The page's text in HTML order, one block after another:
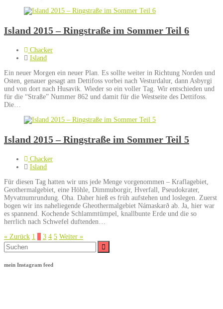
Island 2015 – Ringstraße im Sommer Teil 6
Chacker
Island
Ein neuer Morgen ein neuer Plan. Es sollte weiter in Richtung Norden und
Osten, genauer gesagt am Dettifoss vorbei nach Vesturdalur, dann Asbyrgi
und von dort nach Husavik. Wieder so ein voller Tag. Wir entschieden und
für die “Straße” Nummer 862 und damit für die Westseite des Dettifoss.
Die…
Island 2015 – Ringstraße im Sommer Teil 5
Chacker
Island
Für diesen Tag hatten wir uns jede Menge vorgenommen – Kraflagebiet,
Geothermalgebiet, eine Höhle, Dimmuborgir, Hverfall, Pseudokrater,
Myvatnumrundung. Oha. Daher hieß es früh aufstehen und loslegen. Zuerst
bogen wir ins naheliegende Gheothermalgebiet Námaskarð ab. Ja, hier war
es spannend. Kochende Schlammtümpel, knallbunte Erde und die so
herrlich nach Schwefel duftenden…
« Zurück Seite
1 Seite
Seite
3 Seite
4 Seite
5 Weiter »
Suche
mein Instagram feed